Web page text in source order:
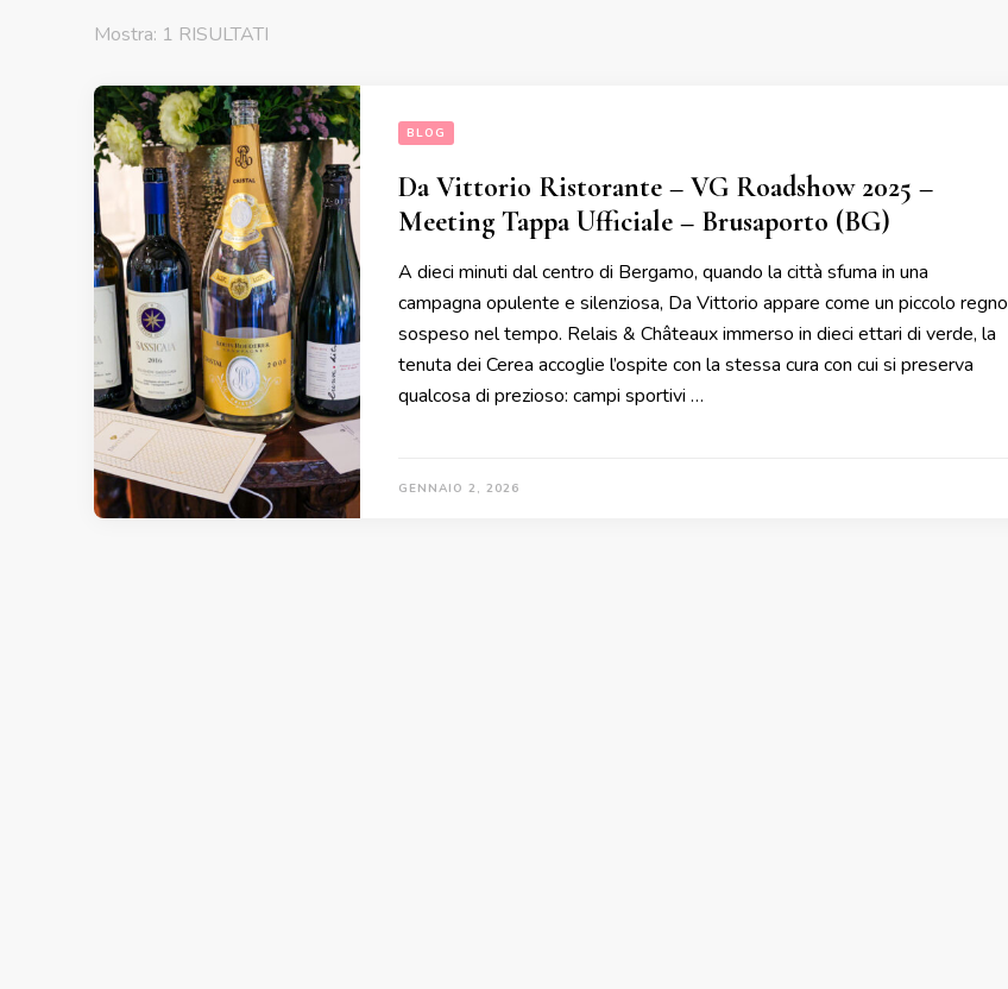
Mostra: 1 RISULTATI
BLOG
Da Vittorio Ristorante – VG Roadshow 2025 –
Meeting Tappa Ufficiale – Brusaporto (BG)
A dieci minuti dal centro di Bergamo, quando la città sfuma in una
campagna opulente e silenziosa, Da Vittorio appare come un piccolo regno
sospeso nel tempo. Relais & Châteaux immerso in dieci ettari di verde, la
tenuta dei Cerea accoglie l’ospite con la stessa cura con cui si preserva
qualcosa di prezioso: campi sportivi …
GENNAIO 2, 2026